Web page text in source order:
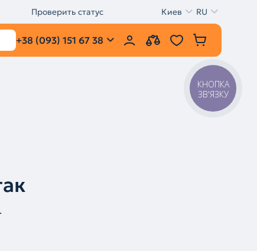
Проверить статус Киев RU
+38 (093) 151 67 38
КНОПКА
ЗВ'ЯЗКУ